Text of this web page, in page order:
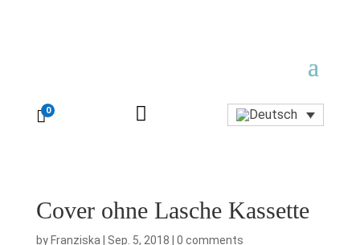
0 
Cover ohne Lasche Kassette
by Franziska Sep. 5, 2018 0 comments